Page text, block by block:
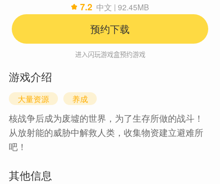
7.2 中文 | 92.45MB
预约下载
进入闪玩游戏盒预约游戏
游戏介绍
大量资源 养成
核战争后成为废墟的世界，为了生存所做的战斗！
从放射能的威胁中解救人类，收集物资建立避难所
吧！
其他信息